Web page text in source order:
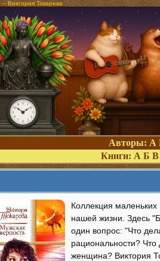
Виктория Токарева
Авторы: А
Книги: А Б В
Коллекция
нашей жизни. Здесь
один вопрос: "Что
рациональности?
женщина? Виктория